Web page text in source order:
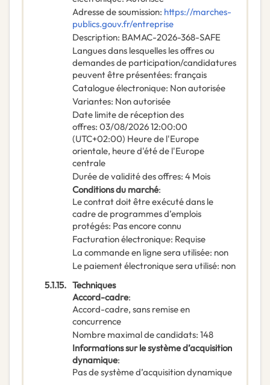
Adresse de soumission: https://marches-
publics.gouv.fr/entreprise
Description: BAMAC-2026-368-SAFE
Langues dans lesquelles les offres ou
demandes de participation/candidatures
peuvent être présentées: français
Catalogue électronique: Non autorisée
Variantes: Non autorisée
Date limite de réception des
offres: 03/08/202612:00:00
(UTC+02:00) Heure de l'Europe
orientale, heure d'été de l'Europe
centrale
Durée de validité des offres: 4 Mois
Conditions du marché:
Le contrat doit être exécuté dans le
cadre de programmes d’emplois
protégés: Pas encore connu
Facturation électronique: Requise
La commande en ligne sera utilisée: non
Le paiement électronique sera utilisé: non
5.1.15. Techniques
Accord-cadre:
Accord-cadre, sans remise en
concurrence
Nombre maximal de candidats: 148
Informations sur le système d’acquisition
dynamique:
Pas de système d’acquisition dynamique